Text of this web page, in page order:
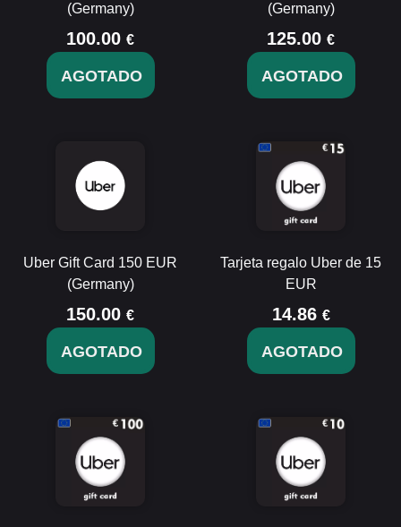
(Germany)
100.00 €
AGOTADO
(Germany)
125.00 €
AGOTADO
Uber Gift Card 150 EUR
(Germany)
150.00 €
AGOTADO
Tarjeta regalo Uber de 15
EUR
14.86 €
AGOTADO